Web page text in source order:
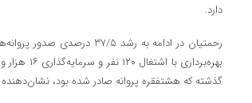
دارد.
گذشته که هشتفقره پروانه صادر شده بود،